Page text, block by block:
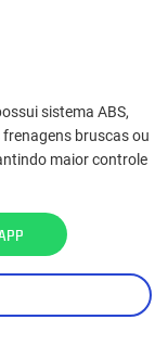
sistema ABS,
bruscas ou
maior controle